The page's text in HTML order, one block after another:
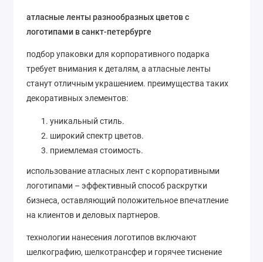
атласные ленты разнообразных цветов с
логотипами в санкт-петербурге
подбор упаковки для корпоративного подарка
требует внимания к деталям, а атласные ленты
станут отличным украшением. преимущества таких
декоративных элементов:
уникальный стиль.
широкий спектр цветов.
приемлемая стоимость.
использование атласных лент с корпоративными
логотипами – эффективный способ раскрутки
бизнеса, оставляющий положительное впечатление
на клиентов и деловых партнеров.
технологии нанесения логотипов включают
шелкографию, шелкотрансфер и горячее тиснение